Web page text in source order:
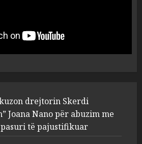
“bosen” Joana Nano për
abuzim me fondet publike dhe
pasuri të pajustifikuar
Apolonia- Gramshi, nis
procedim penal për Koço
Kokëdhimën (VIDEO)
MARCH 27, 2025
drejtorin Skerdi
Joana Nano për abuzim me
të pajustifikuar